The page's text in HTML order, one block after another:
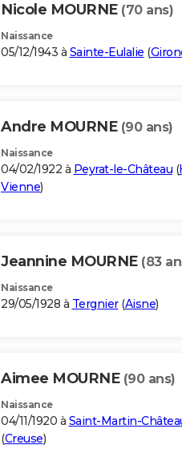
Nicole MOURNE (70 ans)
Naissance
05/12/1943 à Sainte-Eulalie (
Andre MOURNE (90 ans)
Naissance
04/02/1922 à Peyrat-le-Château (
Vienne)
Jeannine MOURNE (83
Naissance
29/05/1928 à Tergnier(Aisne)
Aimee MOURNE (90 ans)
Naissance
04/11/1920 à Saint-Martin-
(Creuse)